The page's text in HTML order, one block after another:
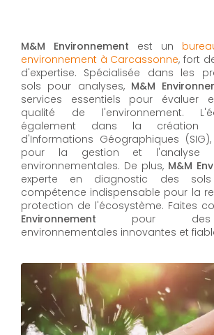
M&M Environnement est un
environnement à Carcassonne, fort
d'expertise. Spécialisée dans les
sols pour analyses, M&M
services essentiels pour évaluer
qualité de l'environnement.
également dans la création
d'Informations Géographiques
pour la gestion et l'analyse
environnementales. De plus, M&M
experte en diagnostic des
compétence indispensable pour la
protection de l'écosystème. Faites
Environnement pour des
environnementales innovantes et